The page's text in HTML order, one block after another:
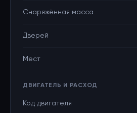
Снаряжённая масса
Дверей
Мест
ДВИГАТЕЛЬ И РАСХОД
Код двигателя